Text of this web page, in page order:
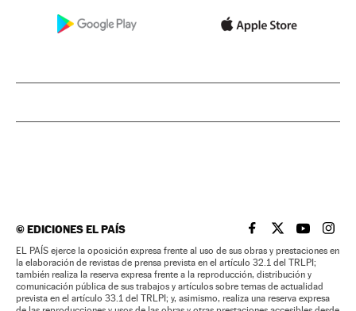
©EDICIONES EL PAÍS EL PAÍS BRASIL EN
EL PAÍSEL PAÍS
EL
EL PAÍS ejerce la oposición expresa frente al uso de sus obras y prestaciones en
la elaboración de revistas de prensa prevista en el artículo 32.1 del TRLPI;
también realiza la reserva expresa frente a la reproducción, distribución y
comunicación pública de sus trabajos y artículos sobre temas de actualidad
prevista en el artículo 33.1 del TRLPI; y, asimismo, realiza una reserva expresa